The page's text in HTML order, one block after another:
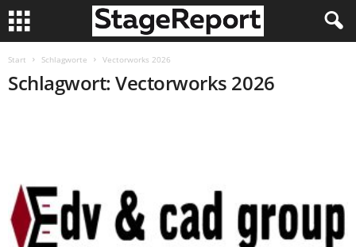
Start Schlagworte Vectorworks 2026
Schlagwort: Vectorworks 2026